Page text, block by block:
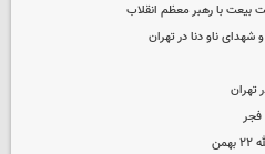
بیعت با رهبر معظم انقلاب
شهدای ناو دنا در تهران
تهران
فجر